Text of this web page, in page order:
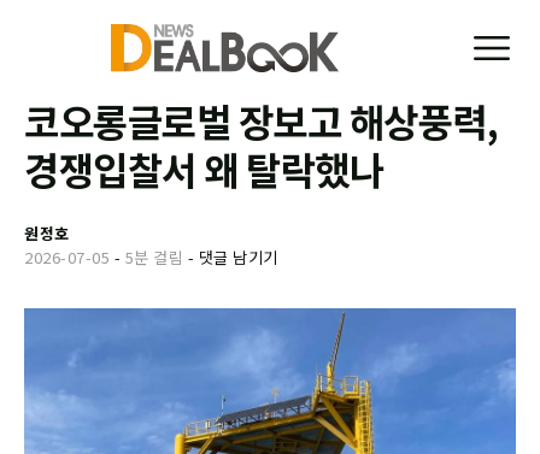
코오롱글로벌 장보고 해상풍력,
경쟁입찰서 왜 탈락했나
원정호
2026-07-05 - 5분 걸림 - 댓글 남기기